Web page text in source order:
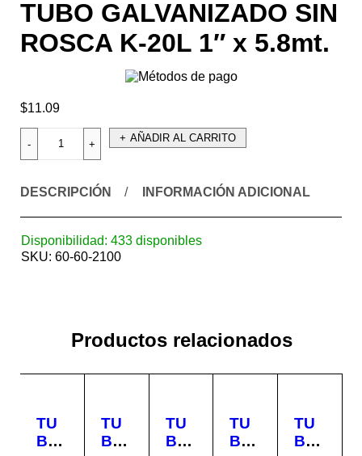
TUBO GALVANIZADO SIN
ROSCA K-20L 1″ x 5.8mt.
$11.09
AÑADIR AL CARRITO
DESCRIPCIÓN INFORMACIÓN ADICIONAL
Disponibilidad: 433 disponibles
SKU: 60-60-2100
Productos relacionados
TU
BO
TU
BO
TU
BO
TU
BO
TU
BO